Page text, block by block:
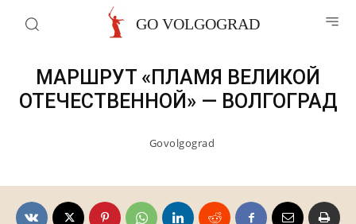
GO VOLGOGRAD
Патриотические маршруты
МАРШРУТ «ПЛАМЯ ВЕЛИКОЙ
ОТЕЧЕСТВЕННОЙ» — ВОЛГОГРАД
Govolgograd